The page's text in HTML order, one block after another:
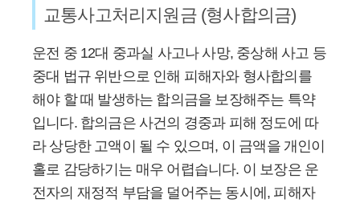
교통사고처리지원금 (형사합의금)
운전 중 12대 중과실 사고나 사망, 중상해 사고 등
중대 법규 위반으로 인해 피해자와 형사합의를
해야 할 때 발생하는 합의금을 보장해주는 특약
입니다. 합의금은 사건의 경중과 피해 정도에 따
라 상당한 고액이 될 수 있으며, 이 금액을 개인이
홀로 감당하기는 매우 어렵습니다. 이 보장은 운
전자의 재정적 부담을 덜어주는 동시에, 피해자